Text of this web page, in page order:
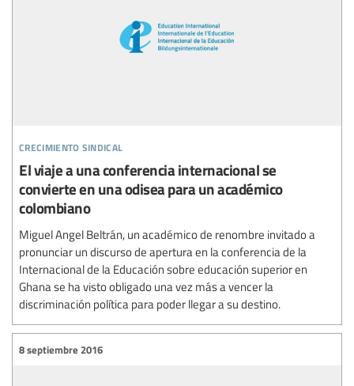
crecimiento sindical
El viaje a una conferencia internacional se
convierte en una odisea para un académico
colombiano
Miguel Angel Beltrán, un académico de renombre invitado a
pronunciar un discurso de apertura en la conferencia de la
Internacional de la Educación sobre educación superior en
Ghana se ha visto obligado una vez más a vencer la
discriminación política para poder llegar a su destino.
8 septiembre 2016